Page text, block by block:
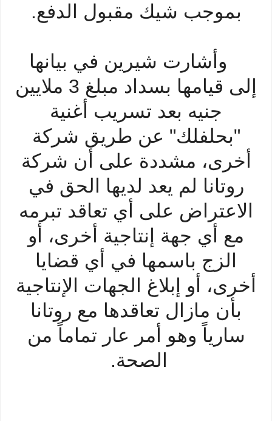
بموجب شيك مقبول الدفع.
وأشارت شيرين في بيانها
إلى قيامها بسداد مبلغ 3 ملايين
جنيه بعد تسريب أغنية
"بحلفلك" عن طريق شركة
أخرى، مشددة على أن شركة
روتانا لم يعد لديها الحق في
الاعتراض على أي تعاقد تبرمه
مع أي جهة إنتاجية أخرى، أو
الزج باسمها في أي قضايا
أخرى، أو إبلاغ الجهات الإنتاجية
بأن مازال تعاقدها مع روتانا
سارياً وهو أمر عار تماماً من
الصحة.